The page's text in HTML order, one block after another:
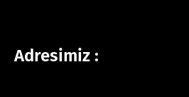
Adresimiz :